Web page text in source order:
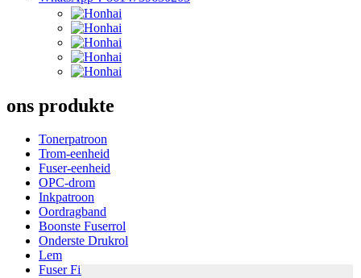
ons produkte
Tonerpatroon
Trom-eenheid
Fuser-eenheid
OPC-drom
Inkpatroon
Oordragband
Boonste Fuserrol
Onderste Drukrol
Lem
Fuser Filmmou